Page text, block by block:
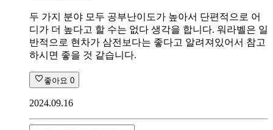
두 가지 분야 모두 공부난이도가 높아서 단편적으로 어
디가 더 높다고 할 수는 없다 생각을 합니다. 워라벨은 일
반적으로 현차가 삼전보다는 좋다고 알려져있어서 참고
하시면 좋을 것 같습니다.
좋아요 0
2024.09.16